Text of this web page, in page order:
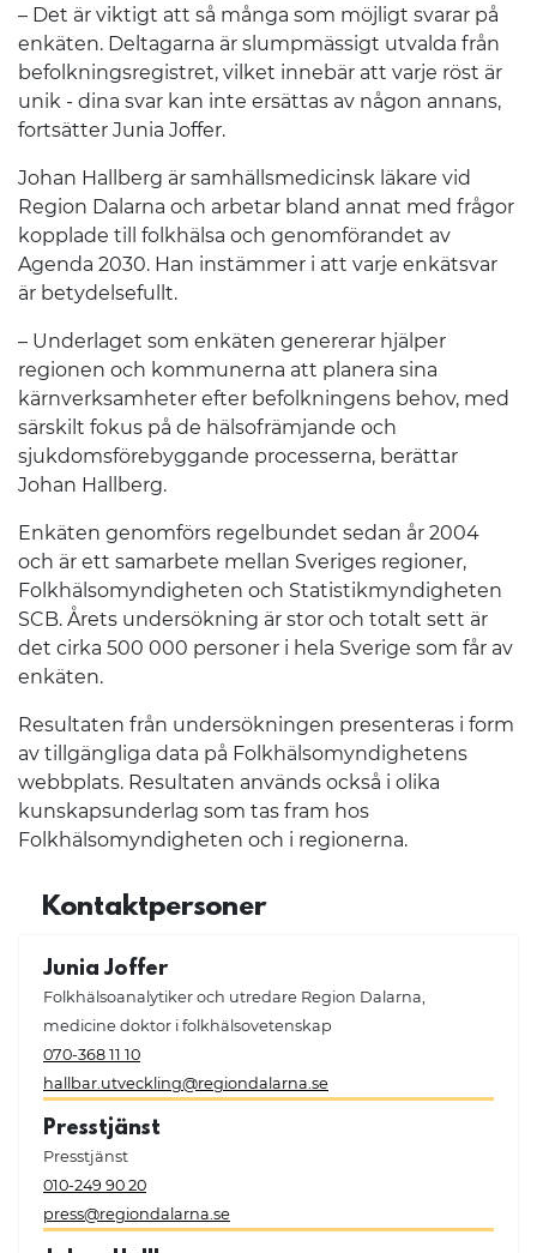
– Det är viktigt att så många som möjligt svarar på
enkäten. Deltagarna är slumpmässigt utvalda från
befolkningsregistret, vilket innebär att varje röst är
unik - dina svar kan inte ersättas av någon annans,
fortsätter Junia Joffer.
Johan Hallberg är samhällsmedicinsk läkare vid
Region Dalarna och arbetar bland annat med frågor
kopplade till folkhälsa och genomförandet av
Agenda 2030. Han instämmer i att varje enkätsvar
är betydelsefullt.
– Underlaget som enkäten genererar hjälper
regionen och kommunerna att planera sina
kärnverksamheter efter befolkningens behov, med
särskilt fokus på de hälsofrämjande och
sjukdomsförebyggande processerna, berättar
Johan Hallberg.
Enkäten genomförs regelbundet sedan år 2004
och är ett samarbete mellan Sveriges regioner,
Folkhälsomyndigheten och Statistikmyndigheten
SCB. Årets undersökning är stor och totalt sett är
det cirka 500 000 personer i hela Sverige som får av
enkäten.
Resultaten från undersökningen presenteras i form
av tillgängliga data på Folkhälsomyndighetens
webbplats. Resultaten används också i olika
kunskapsunderlag som tas fram hos
Folkhälsomyndigheten och i regionerna.
Kontaktpersoner
Junia Joffer
Folkhälsoanalytiker och utredare Region Dalarna,
medicine doktor i folkhälsovetenskap
070-368 11 10
hallbar.utveckling@regiondalarna.se
Presstjänst
Presstjänst
010-249 90 20
press@regiondalarna.se